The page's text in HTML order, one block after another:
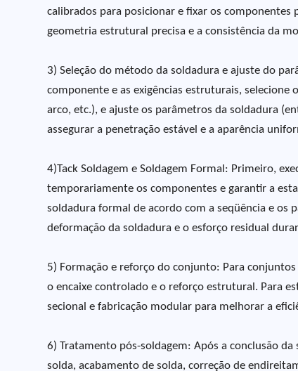
calibrados para posicionar e fixar os componentes
geometria estrutural precisa e a consistência da
3) Seleção do método da soldadura e ajuste do
componente e as exigências estruturais,
arco, etc.), e ajuste os parâmetros da soldadura
assegurar a penetração estável e a aparência
4)Tack Soldagem e Soldagem Formal: Primeiro,
temporariamente os componentes e garantir a
soldadura formal de acordo com a seqüência e
deformação da soldadura e o esforço residual
5) Formação e reforço do conjunto: Para
o encaixe controlado e o reforço estrutural. Para
secional e fabricação modular para melhorar a
6) Tratamento pós-soldagem: Após a conclusão
solda, acabamento de solda, correção de